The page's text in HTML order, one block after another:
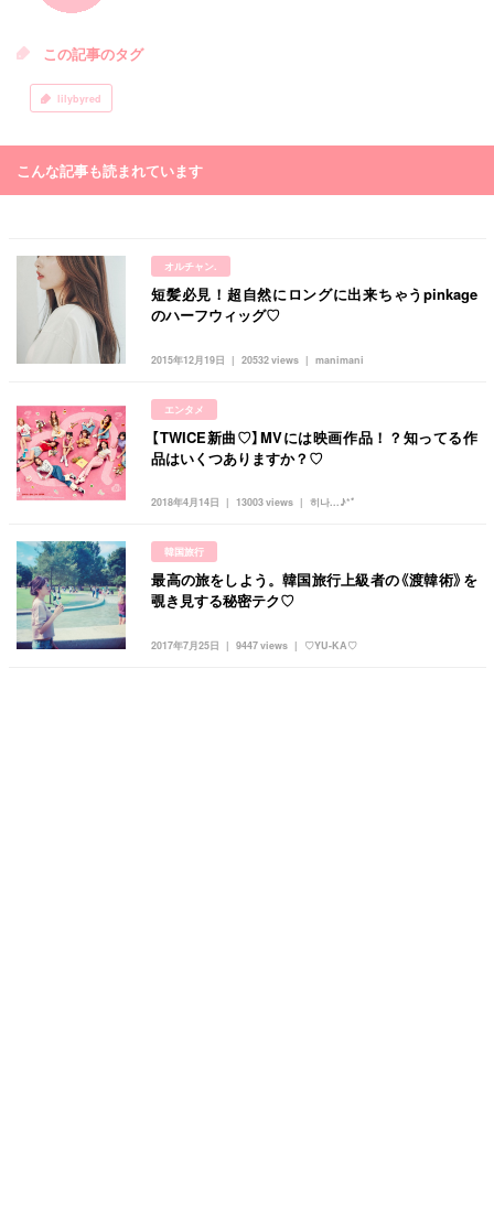
この記事のタグ
lilybyred
こんな記事も読まれています
オルチャン.
2015年12月19日 manimani
20532 views
短髪必見！超自然にロングに出来ちゃうpinkage
のハーフウィッグ♡
エンタメ
2018年4月14日 히나...♪*ﾟ
13003 views
【TWICE新曲♡】MVには映画作品！？知ってる作
品はいくつありますか？♡
韓国旅行
2017年7月25日 ♡YU-KA♡
9447 views
最高の旅をしよう。韓国旅行上級者の《渡韓術》を
覗き見する秘密テク♡